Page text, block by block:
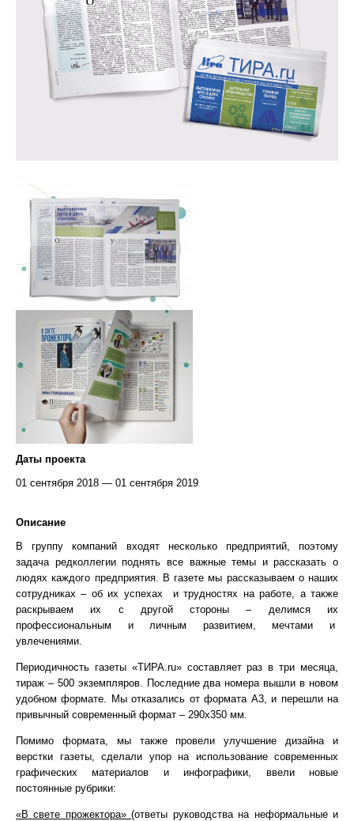
Даты проекта
01 сентября 2018 — 01 сентября 2019
Описание
В группу компаний входят несколько предприятий, поэтому
задача редколлегии поднять все важные темы и рассказать о
людях каждого предприятия. В газете мы рассказываем о наших
сотрудниках – об их успехах и трудностях на работе, а также
раскрываем их с другой стороны – делимся их
профессиональным и личным развитием, мечтами и
увлечениями.
Периодичность газеты «ТИРА.ru» составляет раз в три месяца,
тираж – 500 экземпляров. Последние два номера вышли в новом
удобном формате. Мы отказались от формата А3, и перешли на
привычный современный формат – 290х350 мм.
Помимо формата, мы также провели улучшение дизайна и
верстки газеты, сделали упор на использование современных
графических материалов и инфографики, ввели новые
постоянные рубрики:
«В свете прожектора»(ответы руководства на неформальные и